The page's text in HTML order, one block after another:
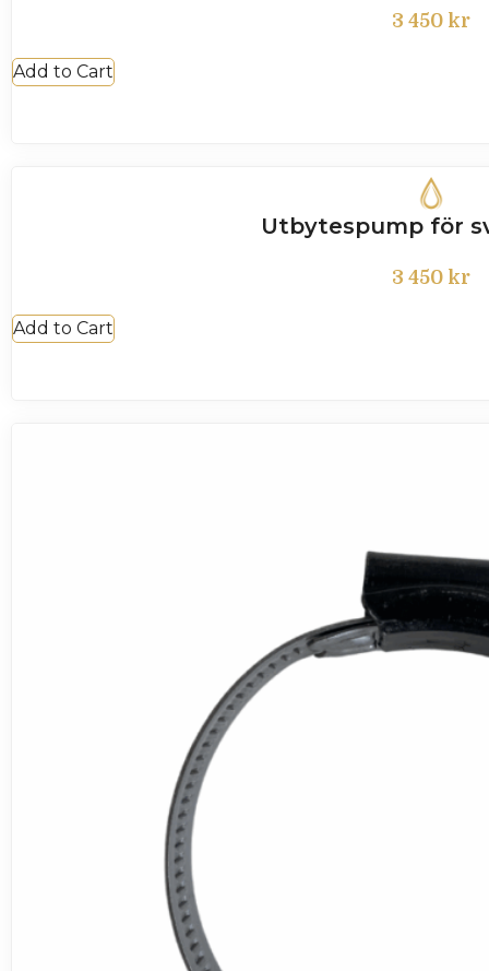
3 450 kr
Add to Cart
Utbytespump för
3 450 kr
Add to Cart